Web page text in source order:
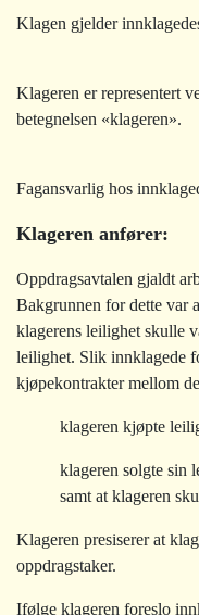
Klagen gjelder
Klageren er representert
betegnelsen «klageren».
Fagansvarlig hos
Klageren anfører:
Oppdragsavtalen gjaldt
Bakgrunnen for dette var
klagerens leilighet skulle
leilighet. Slik innklagede
kjøpekontrakter mellom
klageren kjøpte
klageren solgte sin
samt at klageren
Klageren presiserer at
oppdragstaker.
Ifølge klageren foreslo